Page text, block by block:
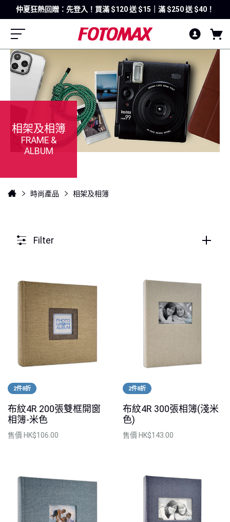
仲夏狂熱回贈：先登入！買滿 $120 送 $15｜滿 $250 送 $40！
相架及相簿
FRAME &
ALBUM
時尚產品 相架及相簿
Filter
2件8折
布紋4R 200張雙框開窗
相簿-米色
售價 HK$106.00
2件8折
布紋4R 300張相簿(淺米
色)
售價 HK$143.00